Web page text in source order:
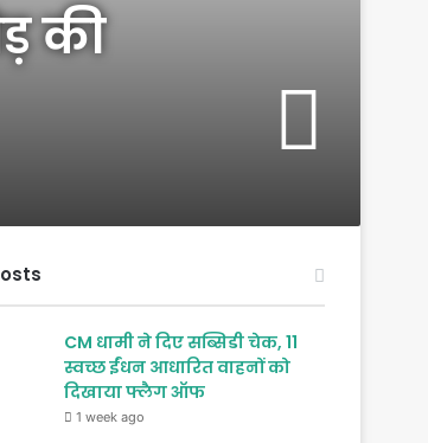
की
CM धामी ने दिए सब्सिडी चेक, 11
स्वच्छ ईंधन आधारित वाहनों को
दिखाया फ्लैग ऑफ
1 week ago